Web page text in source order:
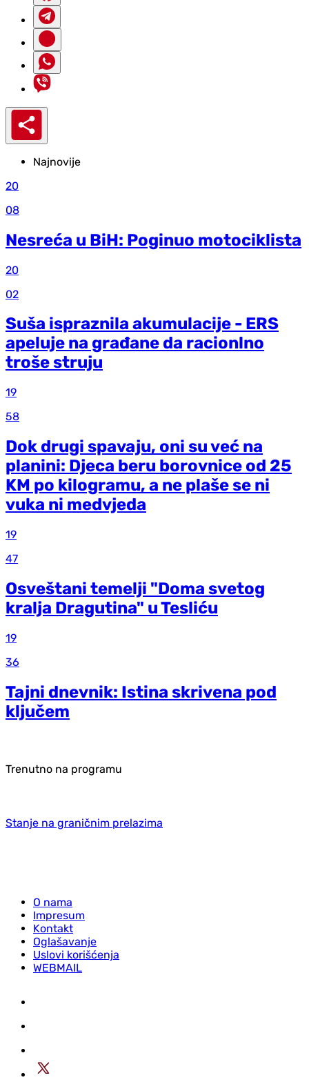
Najnovije
20
08
Nesreća u BiH: Poginuo motociklista
20
02
Suša ispraznila akumulacije - ERS
apeluje na građane da racionlno
troše struju
19
58
Dok drugi spavaju, oni su već na
planini: Djeca beru borovnice od 25
KM po kilogramu, a ne plaše se ni
vuka ni medvjeda
19
47
Osveštani temelji "Doma svetog
kralja Dragutina" u Tesliću
19
36
Tajni dnevnik: Istina skrivena pod
ključem
Trenutno na programu
Stanje na graničnim prelazima
O nama
Impresum
Kontakt
Oglašavanje
Uslovi korišćenja
WEBMAIL